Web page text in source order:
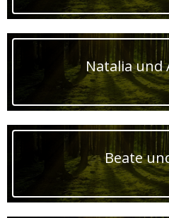
Natalia und
Beate